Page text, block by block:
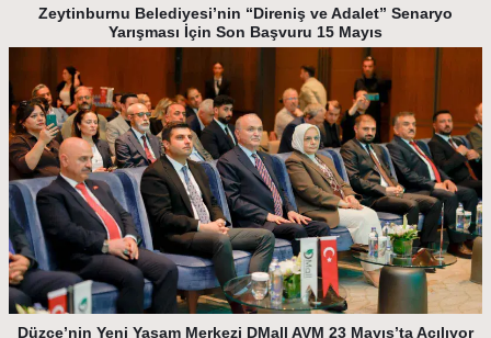
Zeytinburnu Belediyesi’nin “Direniş ve Adalet” Senaryo
Yarışması İçin Son Başvuru 15 Mayıs
Düzce’nin Yeni Yaşam Merkezi DMall AVM 23 Mayıs’ta Açılıyor